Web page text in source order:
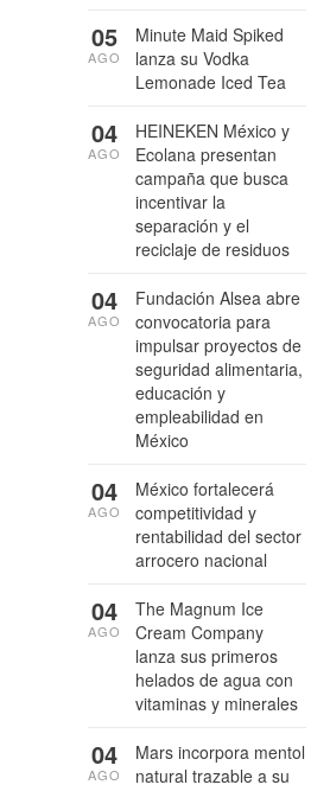
Minute Maid Spiked
lanza su Vodka
Lemonade Iced Tea
05
AGO
HEINEKEN México y
Ecolana presentan
campaña que busca
incentivar la
separación y el
reciclaje de residuos
04
AGO
Fundación Alsea abre
convocatoria para
impulsar proyectos de
seguridad alimentaria,
educación y
empleabilidad en
México
04
AGO
México fortalecerá
competitividad y
rentabilidad del sector
arrocero nacional
04
AGO
The Magnum Ice
Cream Company
lanza sus primeros
helados de agua con
vitaminas y minerales
04
AGO
Mars incorpora mentol
natural trazable a su
04
AGO